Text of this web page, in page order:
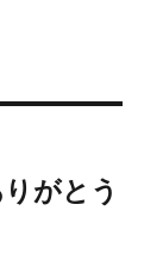
がとう